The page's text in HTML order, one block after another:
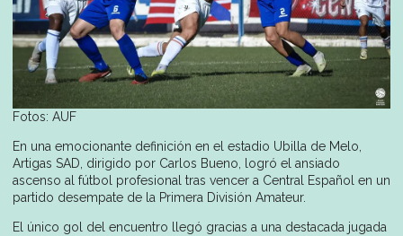
Fotos: AUF
En una emocionante definición en el estadio Ubilla de Melo,
Artigas SAD, dirigido por Carlos Bueno, logró el ansiado
ascenso al fútbol profesional tras vencer a Central Español en un
partido desempate de la Primera División Amateur.
El único gol del encuentro llegó gracias a una destacada jugada